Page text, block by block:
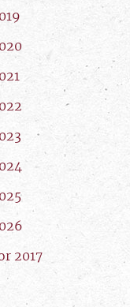
2017